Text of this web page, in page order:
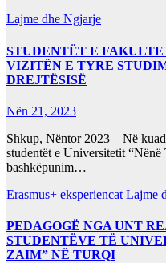
Lajme dhe Ngjarje
STUDENTËT E
VIZITËN E TYRE
DREJTËSISË
Nën 21, 2023
Shkup, Nëntor 2023 – Në
studentët e Universitetit “Nënë
bashkëpunim…
Erasmus+ eksperiencat Lajme
PEDAGOGË NGA UNT
STUDENTËVE TË
ZAIM” NË TURQI